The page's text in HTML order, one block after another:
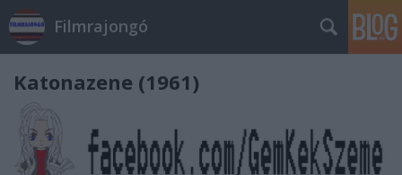
Filmrajongó
Katonazene (1961)